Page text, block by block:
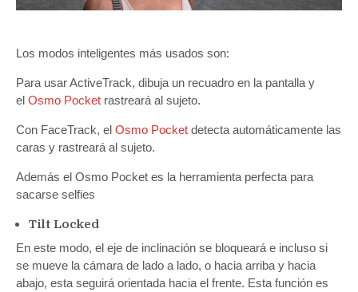
Los modos inteligentes más usados son:
Para usar ActiveTrack, dibuja un recuadro en la pantalla y
el Osmo Pocket rastreará al sujeto.
Con FaceTrack, el Osmo Pocket detecta automáticamente las
caras y rastreará al sujeto.
Además el Osmo Pocket es la herramienta perfecta para
sacarse selfies
Tilt Locked
En este modo, el eje de inclinación se bloqueará e incluso si
se mueve la cámara de lado a lado, o hacia arriba y hacia
abajo, esta seguirá orientada hacia el frente. Esta función es